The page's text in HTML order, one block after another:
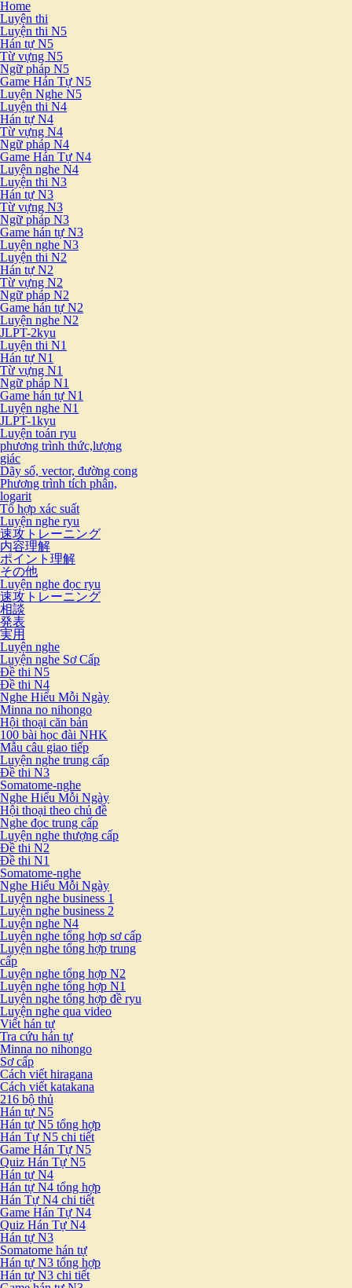
Home
Luyện thi
Luyện thi N5
Hán tự N5
Từ vựng N5
Ngữ pháp N5
Game Hán Tự N5
Luyện Nghe N5
Luyện thi N4
Hán tự N4
Từ vựng N4
Ngữ pháp N4
Game Hán Tự N4
Luyện nghe N4
Luyện thi N3
Hán tự N3
Từ vựng N3
Ngữ pháp N3
Game hán tự N3
Luyện nghe N3
Luyện thi N2
Hán tự N2
Từ vựng N2
Ngữ pháp N2
Game hán tự N2
Luyện nghe N2
JLPT-2kyu
Luyện thi N1
Hán tự N1
Từ vựng N1
Ngữ pháp N1
Game hán tự N1
Luyện nghe N1
JLPT-1kyu
Luyện toán ryu
phương trình thức,lượng
giác
Dãy số, vector, đường cong
Phương trình tích phân,
logarit
Tổ hợp xác suất
Luyện nghe ryu
速攻トレーニング
内容理解
ポイント理解
その他
Luyện nghe đọc ryu
速攻トレーニング
相談
発表
実用
Luyện nghe
Luyện nghe Sơ Cấp
Đề thi N5
Đề thi N4
Nghe Hiểu Mỗi Ngày
Minna no nihongo
Hội thoại căn bản
100 bài học đài NHK
Mẫu câu giao tiếp
Luyện nghe trung cấp
Đề thi N3
Somatome-nghe
Nghe Hiểu Mỗi Ngày
Hội thoại theo chủ đề
Nghe đọc trung cấp
Luyện nghe thượng cấp
Đề thi N2
Đề thi N1
Somatome-nghe
Nghe Hiểu Mỗi Ngày
Luyện nghe business 1
Luyện nghe business 2
Luyện nghe N4
Luyện nghe tổng hợp sơ cấp
Luyện nghe tổng hợp trung
cấp
Luyện nghe tổng hợp N2
Luyện nghe tổng hợp N1
Luyện nghe tổng hợp đề ryu
Luyện nghe qua video
Viết hán tự
Tra cứu hán tự
Minna no nihongo
Sơ cấp
Cách viết hiragana
Cách viết katakana
216 bộ thủ
Hán tự N5
Hán tự N5 tổng hợp
Hán Tự N5 chi tiết
Game Hán Tự N5
Quiz Hán Tự N5
Hán tự N4
Hán tự N4 tổng hợp
Hán Tự N4 chi tiết
Game Hán Tự N4
Quiz Hán Tự N4
Hán tự N3
Somatome hán tự
Hán tự N3 tổng hợp
Hán tự N3 chi tiết